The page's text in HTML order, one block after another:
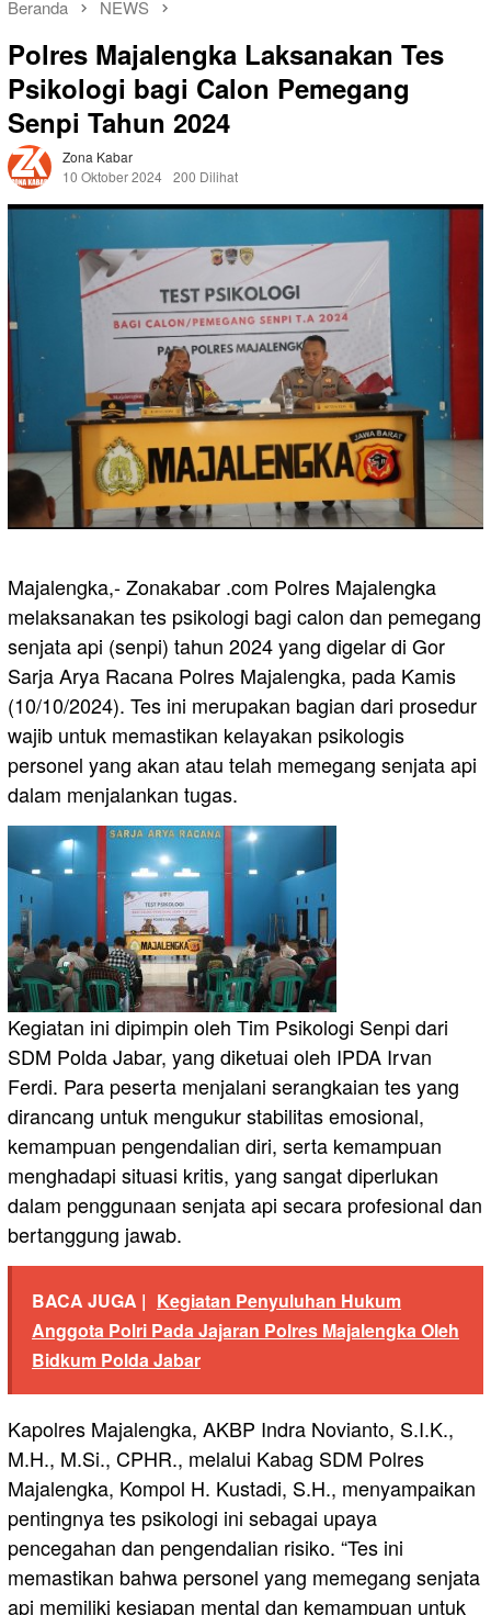
Beranda NEWS
Polres Majalengka Laksanakan Tes
Psikologi bagi Calon Pemegang
Senpi Tahun 2024
Zona Kabar
10 Oktober 2024 200 Dilihat
Majalengka,- Zonakabar .com Polres Majalengka
melaksanakan tes psikologi bagi calon dan pemegang
senjata api (senpi) tahun 2024 yang digelar di Gor
Sarja Arya Racana Polres Majalengka, pada Kamis
(10/10/2024). Tes ini merupakan bagian dari prosedur
wajib untuk memastikan kelayakan psikologis
personel yang akan atau telah memegang senjata api
dalam menjalankan tugas.
Kegiatan ini dipimpin oleh Tim Psikologi Senpi dari
SDM Polda Jabar, yang diketuai oleh IPDA Irvan
Ferdi. Para peserta menjalani serangkaian tes yang
dirancang untuk mengukur stabilitas emosional,
kemampuan pengendalian diri, serta kemampuan
menghadapi situasi kritis, yang sangat diperlukan
dalam penggunaan senjata api secara profesional dan
bertanggung jawab.
BACA JUGA | Kegiatan Penyuluhan Hukum
Anggota Polri Pada Jajaran Polres Majalengka Oleh
Bidkum Polda Jabar
Kapolres Majalengka, AKBP Indra Novianto, S.I.K.,
M.H., M.Si., CPHR., melalui Kabag SDM Polres
Majalengka, Kompol H. Kustadi, S.H., menyampaikan
pentingnya tes psikologi ini sebagai upaya
pencegahan dan pengendalian risiko. “Tes ini
memastikan bahwa personel yang memegang senjata
api memiliki kesiapan mental dan kemampuan untuk